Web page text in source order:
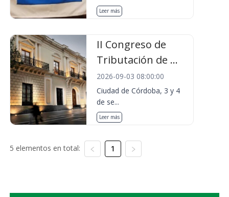
Leer más
II Congreso de
Tributación de ...
2026-09-03 08:00:00
Ciudad de Córdoba, 3 y 4
de se...
Leer más
5 elementos en total: 1